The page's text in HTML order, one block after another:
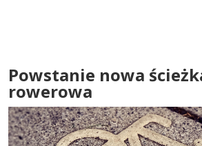
Powstanie nowa
rowerowa